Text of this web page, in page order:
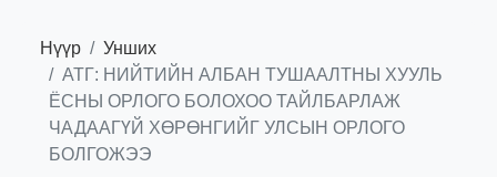
Нүүр
Унших
АТГ: НИЙТИЙН АЛБАН ТУШААЛТНЫ ХУУЛЬ
ЁСНЫ ОРЛОГО БОЛОХОО ТАЙЛБАРЛАЖ
ЧАДААГҮЙ ХӨРӨНГИЙГ УЛСЫН ОРЛОГО
БОЛГОЖЭЭ